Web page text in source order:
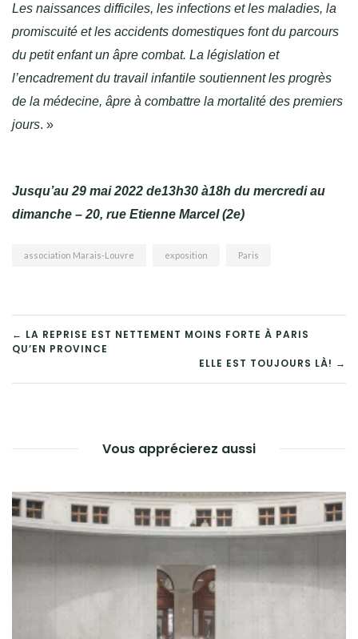
Les naissances difficiles, les infections et les maladies, la
promiscuité et les accidents domestiques font du parcours
du petit enfant un âpre combat. La législation et
l’encadrement du travail infantile soutiennent les progrès
de la médecine, âpre à combattre la mortalité des premiers
jours. »
Jusqu’au 29 mai 2022 de13h30 à18h du mercredi au
dimanche – 20, rue Etienne Marcel (2e)
association Marais-Louvre exposition Paris
NAVIGATION
DE
← LA REPRISE EST NETTEMENT MOINS FORTE À PARIS
QU’EN PROVINCE
ELLE EST TOUJOURS LÀ! →
Vous apprécierez aussi